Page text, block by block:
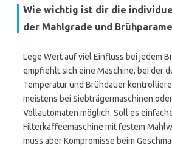
Wie wichtig ist dir die
der Mahlgrade und
Lege Wert auf viel Einfluss bei jedem
empfiehlt sich eine Maschine, bei der
Temperatur und Brühdauer
meistens bei Siebträgermaschinen
Vollautomaten möglich. Soll es
Filterkaffeemaschine mit festem
muss aber Kompromisse beim